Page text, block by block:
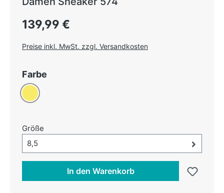
Regulärer Preis:
139,99 €
Preise inkl. MwSt. zzgl. Versandkosten
Farbe
Gelb
Größe
Größe-Auswahl öffnen, aktuell ausgewählt:
8,5
In den Warenkorb